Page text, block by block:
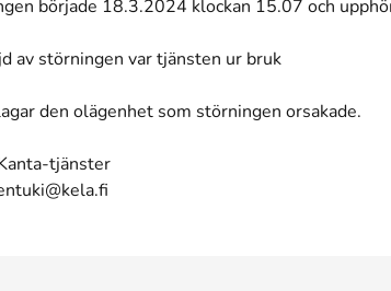
började 18.3.2024 klockan 15.07 och
av störningen var tjänsten ur bruk
den olägenhet som störningen orsakade.
tjänster